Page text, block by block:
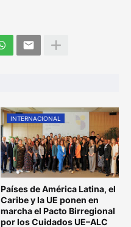
INTERNACIONAL
Países de América Latina, el
Caribe y la UE ponen en
marcha el Pacto Birregional
por los Cuidados UE–ALC